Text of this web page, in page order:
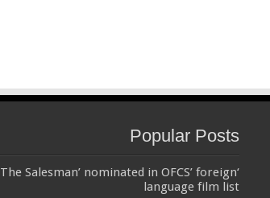
Popular Posts
‘The Salesman’ nominated in OFCS’ foreign
language film list